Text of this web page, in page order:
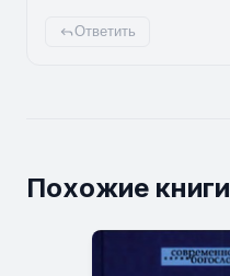
Ответить
Похожие книги